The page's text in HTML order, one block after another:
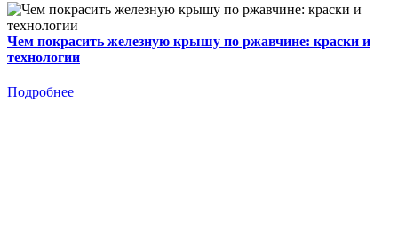
Чем покрасить железную крышу по ржавчине: краски и
технологии
Подробнее